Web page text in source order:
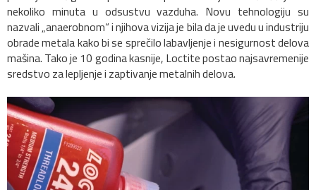
nekoliko minuta u odsustvu vazduha. Novu tehnologiju su
nazvali „anaerobnom“ i njihova vizija je bila da je uvedu u industriju
obrade metala kako bi se sprečilo labavljenje i nesigurnost delova
mašina. Tako je 10 godina kasnije, Loctite postao najsavremenije
sredstvo za lepljenje i zaptivanje metalnih delova.